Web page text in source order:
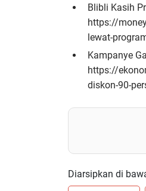
Blibli Kasih
https://
lewat-
Kampanye
https://
diskon-90-
Diarsipkan di